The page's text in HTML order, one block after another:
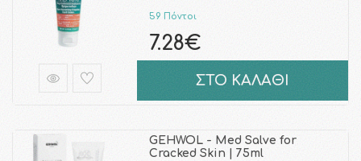
59 Πόντοι
7.28€
ΣΤΟ ΚΑΛΑΘΙ
GEHWOL - Med Salve for
Cracked Skin | 75ml